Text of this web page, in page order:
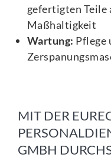
gefertigten Teile
Maßhaltigkeit
Wartung: Pflege
MIT DER
GMBH